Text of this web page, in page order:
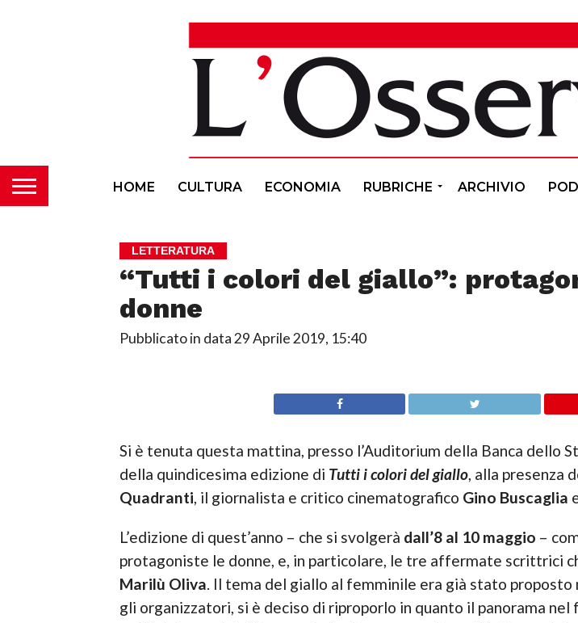
HOME CULTURA ECONOMIA RUBRICHE ARCHIVIO
LETTERATURA
“Tutti i colori del giallo”:
donne
Pubblicato in data29 Aprile 2019, 15:40
Si è tenuta questa mattina, presso l’Auditorium della Banca dello
della quindicesima edizione di Tutti i colori del giallo, alla presenza
Quadranti, il giornalista e critico cinematografico Gino Buscaglia
L’edizione di quest’anno – che si svolgerà dall’8 al 10 maggio –
protagoniste le donne, e, in particolare, le tre affermate scrittrici
Marilù Oliva. Il tema del giallo al femminile era già stato proposto
gli organizzatori, si è deciso di riproporlo in quanto il panorama